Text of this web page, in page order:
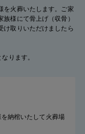
を火葬いたします。ご家
様にて骨上げ（収骨）
け取りいただけましたら
ります。
納棺いたして火葬場